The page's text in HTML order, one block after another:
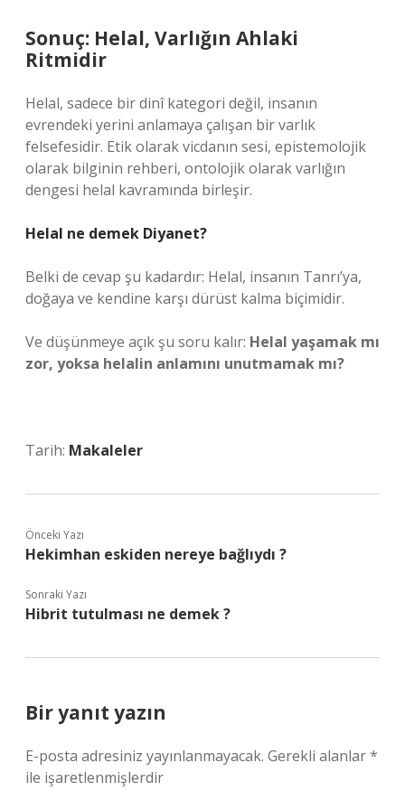
Sonuç: Helal, Varlığın Ahlaki
Ritmidir
Helal, sadece bir dinî kategori değil, insanın
evrendeki yerini anlamaya çalışan bir varlık
felsefesidir. Etik olarak vicdanın sesi, epistemolojik
olarak bilginin rehberi, ontolojik olarak varlığın
dengesi helal kavramında birleşir.
Helal ne demek Diyanet?
Belki de cevap şu kadardır: Helal, insanın Tanrı’ya,
doğaya ve kendine karşı dürüst kalma biçimidir.
Ve düşünmeye açık şu soru kalır: Helal yaşamak mı
zor, yoksa helalin anlamını unutmamak mı?
Tarih: Makaleler
Önceki Yazı
Hekimhan eskiden nereye bağlıydı ?
Sonraki Yazı
Hibrit tutulması ne demek ?
Bir yanıt yazın
E-posta adresiniz yayınlanmayacak. Gerekli alanlar*
ile işaretlenmişlerdir